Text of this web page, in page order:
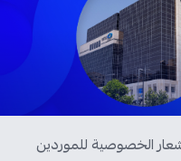
الخصوصية للموردين